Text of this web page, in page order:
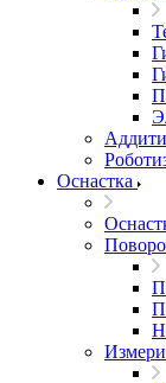
Оснастка